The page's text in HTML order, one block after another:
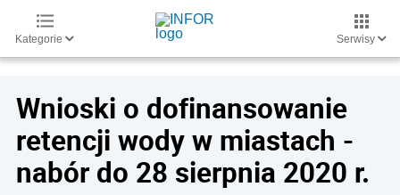
Kategorie Serwisy
Wnioski o dofinansowanie
retencji wody w miastach -
nabór do 28 sierpnia 2020 r.